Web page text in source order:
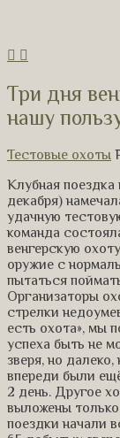
Три дня
нашу
Тестовые охоты
Клубная
декабря)
удачную
команда
венгерскую
оружие с
пытаться
Организаторы
стрелки
есть охота», мы
успеха быть не
зверя, но
впереди были
2 день. Другое
выложены
поездки начали